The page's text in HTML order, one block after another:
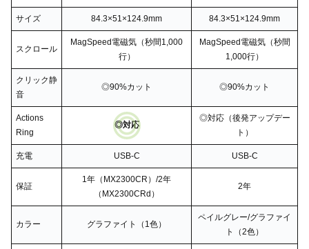
サイズ 84.3×51×124.9mm 84.3×51×124.9mm
スクロール
MagSpeed電磁気（秒間1,000
行）
MagSpeed電磁気（秒間
1,000行）
クリック静
音
◎90%カット ◎90%カット
Actions
Ring
◎対応
◎対応（後発アップデー
ト）
充電 USB-C USB-C
保証
1年（MX2300CR）/2年
（MX2300CRd）
2年
カラー グラファイト（1色）
ペイルグレー/グラファイ
ト（2色）